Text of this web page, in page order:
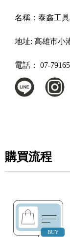
名稱： 泰鑫工
地址: 高雄市小
電話： 07-
購買流程